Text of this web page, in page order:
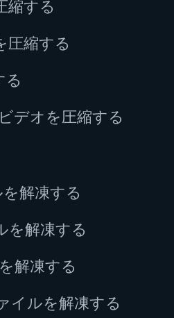
縮する
圧縮する
る
デオを圧縮する
解凍する
を解凍する
解凍する
イルを解凍する